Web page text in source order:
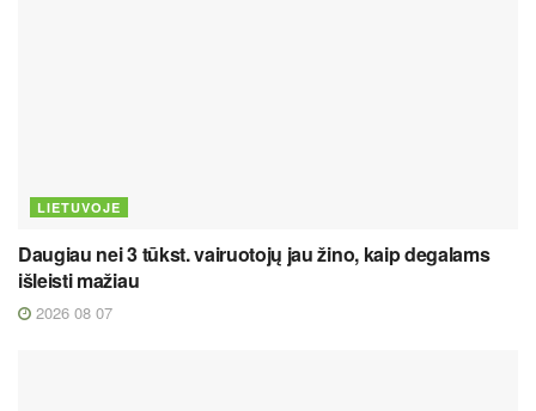
LIETUVOJE
Daugiau nei 3 tūkst. vairuotojų jau žino, kaip degalams
išleisti mažiau
2026 08 07